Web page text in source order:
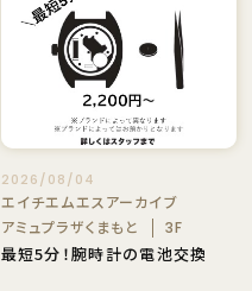
2026/08/04
エイチエムエスアーカイブ
アミュプラザくまもと
3F
最短5分！腕時計の電池交換